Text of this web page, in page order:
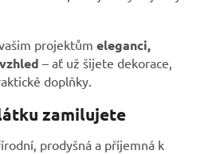
projektům eleganci,
– ať už šijete dekorace,
doplňky.
zamilujete
prodyšná a příjemná k